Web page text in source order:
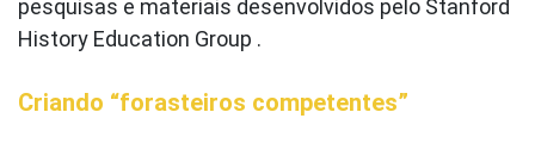
pesquisas e materiais desenvolvidos pelo Stanford
History Education Group .
Criando “forasteiros competentes”